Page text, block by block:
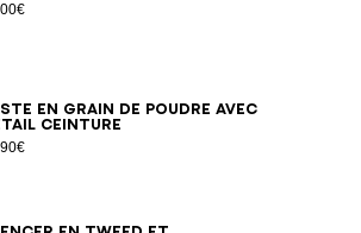
en grain de poudre avec
ceinture
3436 38404244 46
3436 3840